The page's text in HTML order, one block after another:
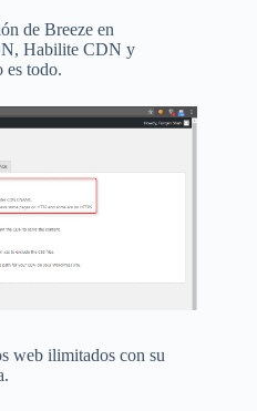
de Breeze en
Habilite CDN y
todo.
web ilimitados con su